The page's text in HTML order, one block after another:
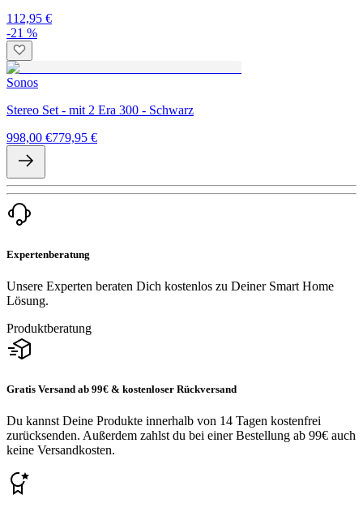
112,95 €
-21 %
Sonos
Stereo Set - mit 2 Era 300 - Schwarz
998,00 €779,95 €
Expertenberatung
Unsere Experten beraten Dich kostenlos zu Deiner Smart Home
Lösung.
Produktberatung
Gratis Versand ab 99€ & kostenloser Rückversand
Du kannst Deine Produkte innerhalb von 14 Tagen kostenfrei
zurücksenden. Außerdem zahlst du bei einer Bestellung ab 99€ auch
keine Versandkosten.